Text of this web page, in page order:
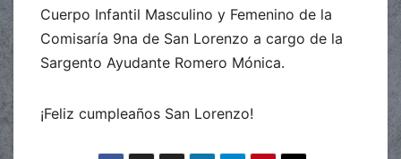
Cuerpo Infantil Masculino y Femenino de la
Comisaría 9na de San Lorenzo a cargo de la
Sargento Ayudante Romero Mónica.
¡Feliz cumpleaños San Lorenzo!